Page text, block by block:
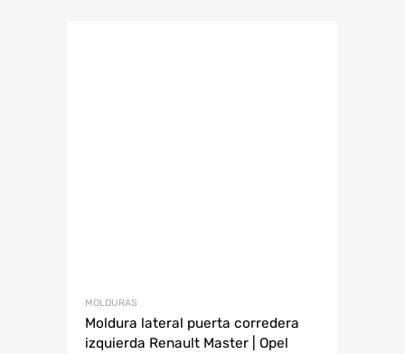
MOLDURAS
Moldura lateral puerta corredera
izquierda Renault Master | Opel